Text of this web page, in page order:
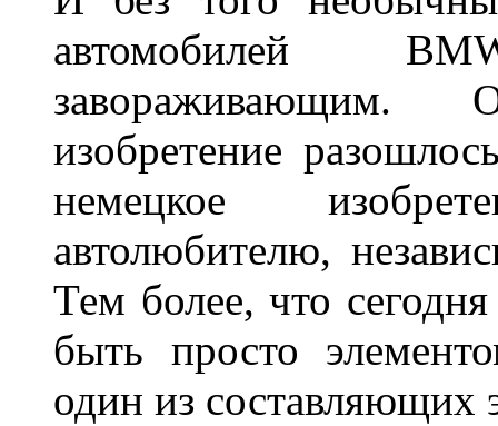
автомобилей
завораживающим.
изобретение
немецкое
автолюбителю,
Тем более, что сегодня
быть просто
один из